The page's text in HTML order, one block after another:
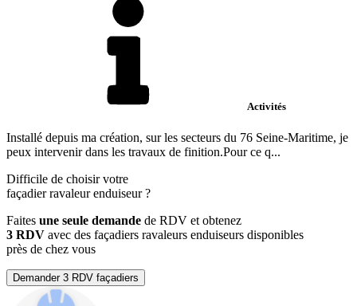
Activités
Installé depuis ma création, sur les secteurs du 76 Seine-Maritime, je
peux intervenir dans les travaux de finition.Pour ce q...
Difficile de choisir votre
façadier ravaleur enduiseur?
Faites une seule demande de RDV et obtenez
3 RDV avec des façadiers ravaleurs enduiseurs disponibles
près de chez vous
Demander 3 RDV façadiers